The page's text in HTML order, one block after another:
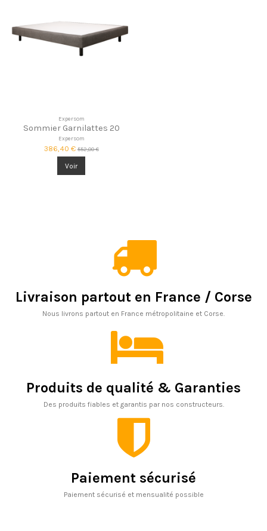
Expersom
Sommier Garnilattes 20
Expersom
386,40 € 552,00 €
Voir
Livraison partout en France / Corse
Nous livrons partout en France métropolitaine et Corse.
Produits de qualité & Garanties
Des produits fiables et garantis par nos constructeurs.
Paiement sécurisé
Paiement sécurisé et mensualité possible